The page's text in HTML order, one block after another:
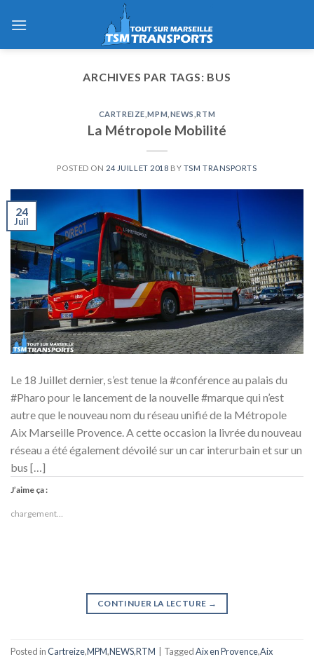
ARCHIVES PAR TAGS: BUS
CARTREIZE ,MPM NEWS ,RTM
La Métropole Mobilité
POSTED ON 24 JUILLET 2018 BY TSM TRANSPORTS
24
Juil
Le 18 Juillet dernier, s’est tenue la #conférence au palais du
#Pharo pour le lancement de la nouvelle #marque qui n’est
autre que le nouveau nom du réseau unifié de la Métropole
Aix Marseille Provence. A cette occasion la livrée du nouveau
réseau a été également dévoilé sur un car interurbain et sur un
bus […]
J’aime ça :
chargement…
CONTINUER LA LECTURE →
Posted inCartreize,MPM,NEWS,RTM TaggedAix en Provence,Aix